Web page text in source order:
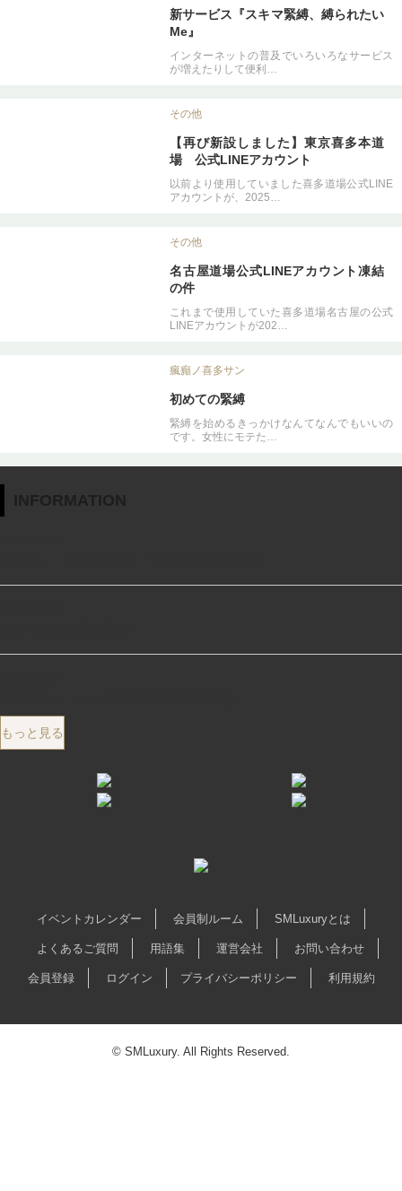
新サービス『スキマ緊縛、縛られたい
Me』
インターネットの普及でいろいろなサービス
が増えたりして便利…
その他
【再び新設しました】東京喜多本道
場 公式LINEアカウント
以前より使用していました喜多道場公式LINE
アカウントが、2025…
その他
名古屋道場公式LINEアカウント凍結
の件
これまで使用していた喜多道場名古屋の公式
LINEアカウントが202…
瘋癲ノ喜多サン
初めての緊縛
緊縛を始めるきっかけなんてなんでもいいの
です。女性にモテた…
もっと見る
イベントカレンダー 会員制ルーム SMLuxuryとは
よくあるご質問 用語集 運営会社 お問い合わせ
会員登録 ログイン プライバシーポリシー 利用規約
© SMLuxury. All Rights Reserved.